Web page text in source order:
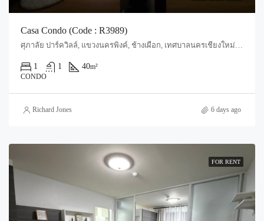
Casa Condo (Code : R3989)
ศุภาลัย ปาร์ควิลล์, แขวงนครพิงค์, ช้างเผือก, เทศบาลนครเชียงใหม่, สันผีเสื้อ, อำเภอเมืองเชียงใหม่, จังหวัดเชียงใหม่, 50300, ประเทศไทย, Chiang Mai, Mueang Chiang Mai, Chang Phueak
1 1 40m²
CONDO
Richard Jones 6 days ago
FOR RENT